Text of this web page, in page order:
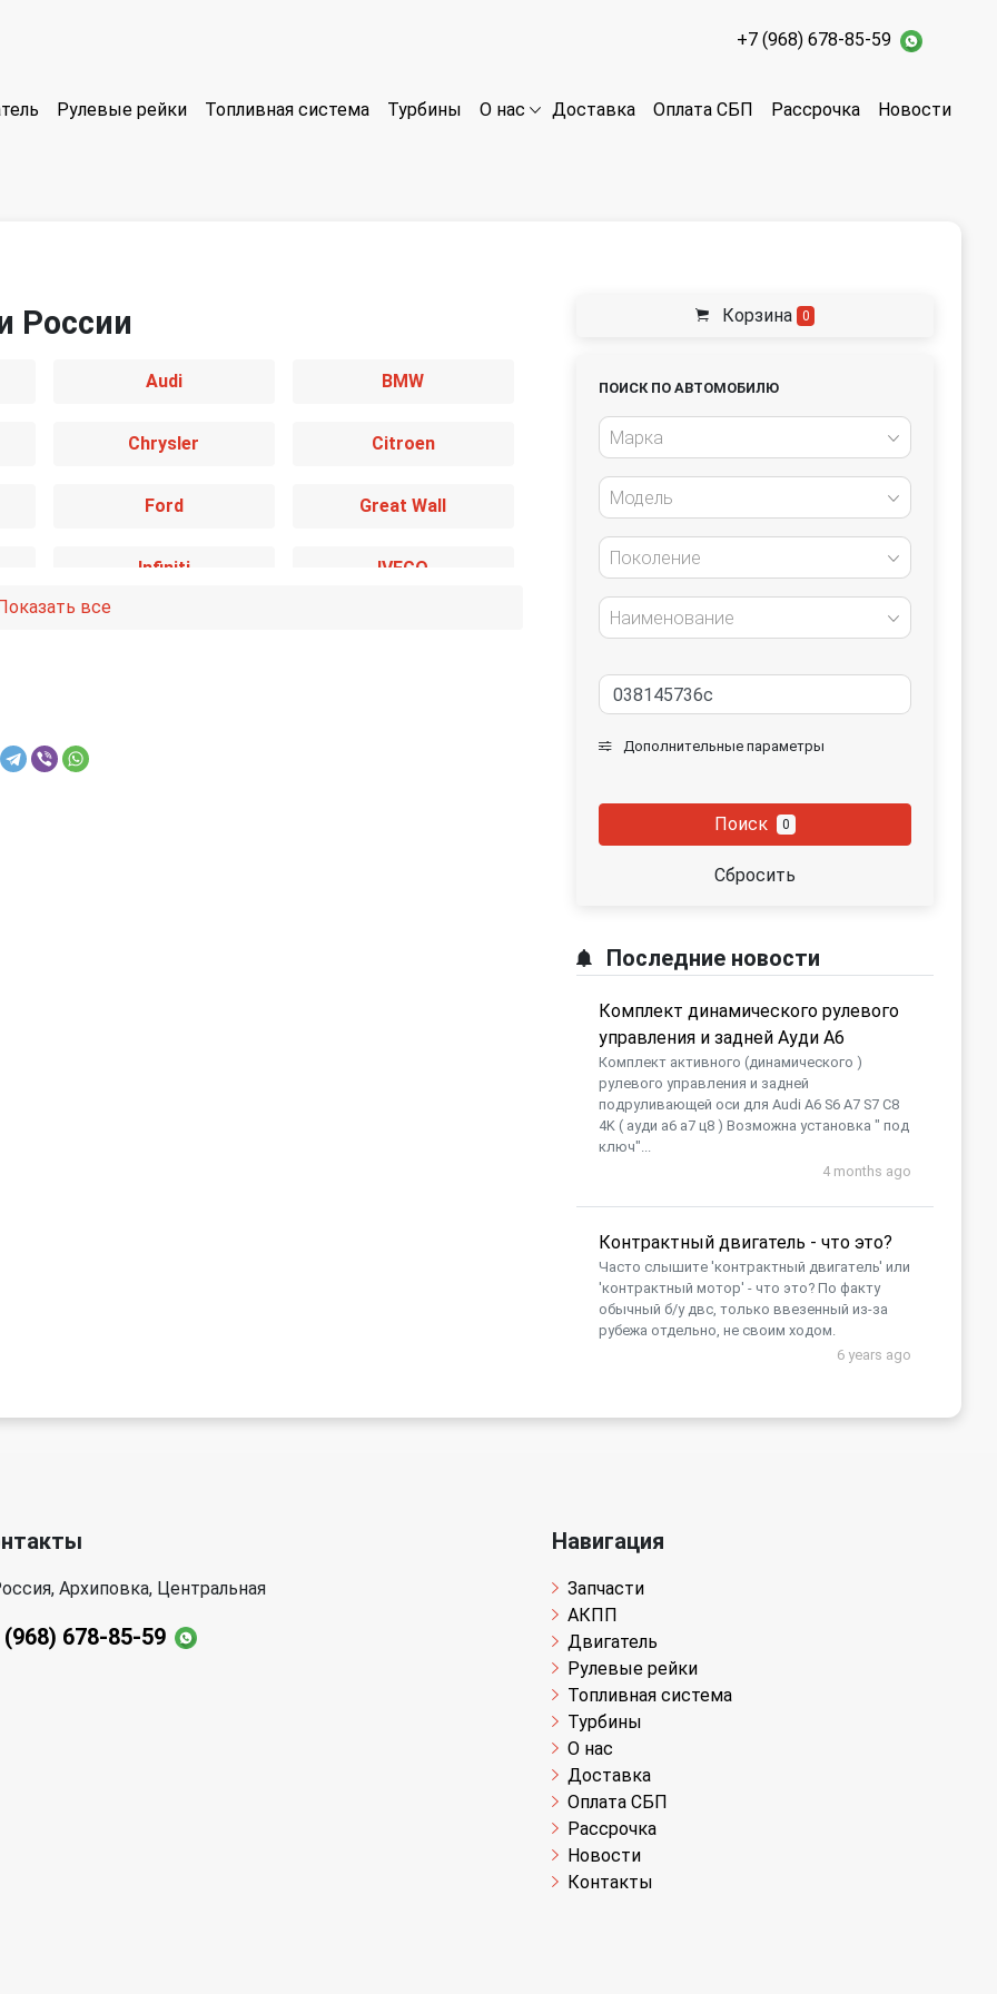
+7 (968) 678-85-59
Рулевые рейки Топливная система Турбины О нас Доставка Оплата СБП Рассрочка Новости
России
Audi BMW
Chrysler Citroen
Ford Great Wall
Infiniti IVECO
Показать все
Корзина 0
ПОИСК ПО АВТОМОБИЛЮ
Марка
Модель
Поколение
Наименование
Дополнительные параметры
Поиск 0
Сбросить
Последние новости
Комплект динамического рулевого
управления и задней Ауди А6
Комплект активного (динамического )
рулевого управления и задней
подруливающей оси для Audi A6 S6 A7 S7 C8
4K ( ауди а6 а7 ц8 ) Возможна установка " под
ключ"...
4 months ago
Контрактный двигатель - что это?
Часто слышите 'контрактный двигатель' или
'контрактный мотор' - что это? По факту
обычный б/у двс, только ввезенный из-за
рубежа отдельно, не своим ходом.
6 years ago
Архиповка, Центральная
(968) 678-85-59
Навигация
Запчасти
АКПП
Двигатель
Рулевые рейки
Топливная система
Турбины
О нас
Доставка
Оплата СБП
Рассрочка
Новости
Контакты